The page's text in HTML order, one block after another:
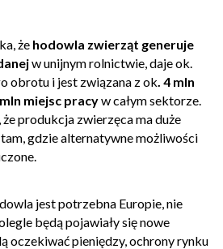
że hodowla zwierząt generuje
w unijnym rolnictwie, daje ok.
obrotu i jest związana z ok . 4 mln
miejsc pracyw całym sektorze.
produkcja zwierzęca ma duże
gdzie alternatywne możliwości
jest potrzebna Europie, nie
będą pojawiały się nowe
oczekiwać pieniędzy, ochrony rynku